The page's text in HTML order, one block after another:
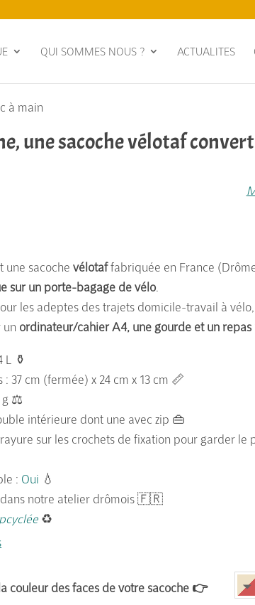
QUI SOMMES NOUS ? ACTUALITES
à main
une sacoche vélotaf
une sacochevélotaffabriquée en France
sur un porte-bagage de vélo.
les adeptes des trajets domicile-travail à
ordinateur/cahier A4, une gourde et un
L ⚱️
: 37 cm (fermée) x 24 cm x 13 cm 📏
g ⚖️
intérieure dont une avec zip 👜
sur les crochets de fixation pour garder le
: Oui 💧
dans notre atelier drômois 🇫🇷
♻️
couleur des faces de votre sacoche 👉